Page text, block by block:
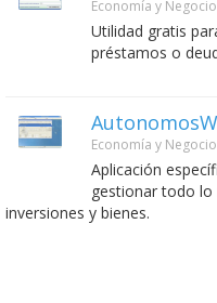
Economía y
Utilidad gratis
préstamos o
Economía y
Aplicación
gestionar todo lo
inversiones y bienes.